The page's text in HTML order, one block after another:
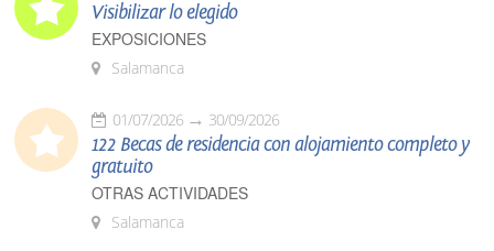
Visibilizar lo elegido
EXPOSICIONES
Salamanca
01/07/2026 30/09/2026
122 Becas de residencia con alojamiento completo y
gratuito
OTRAS ACTIVIDADES
Salamanca